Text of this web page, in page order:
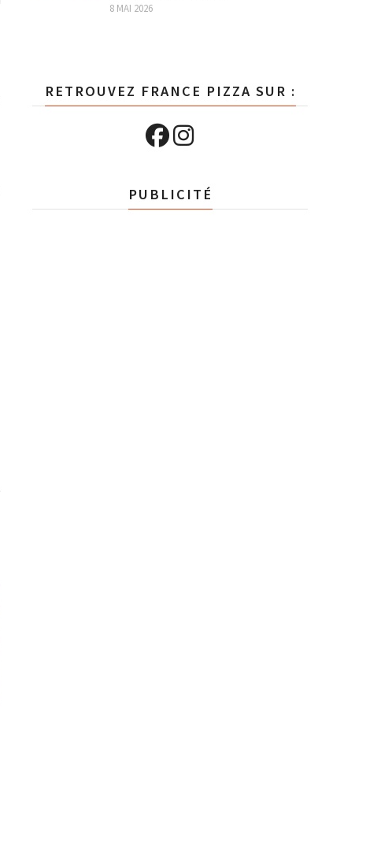
8 MAI 2026
RETROUVEZ FRANCE PIZZA SUR :
PUBLICITÉ